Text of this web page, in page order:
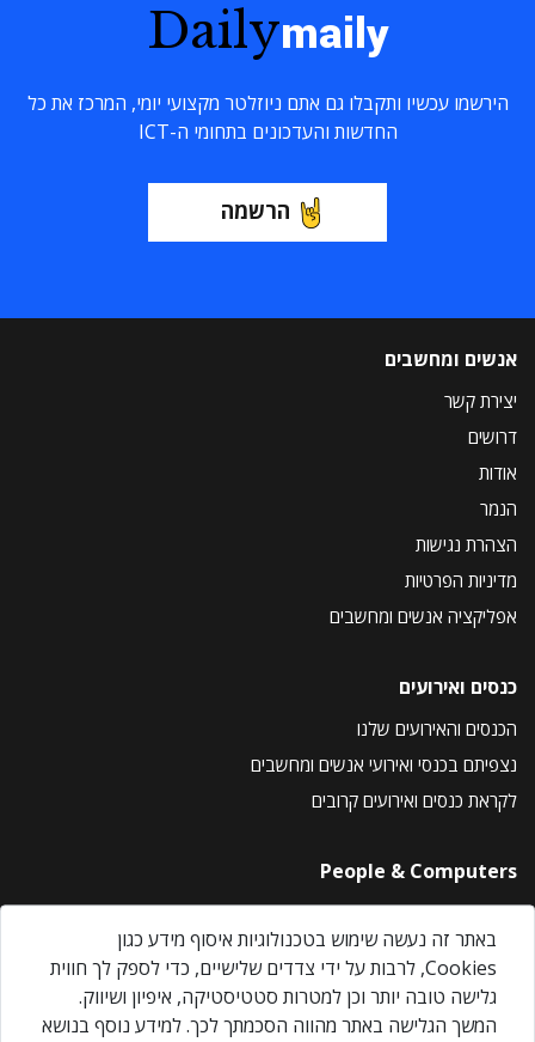
Dailymaily
הירשמו עכשיו ותקבלו גם אתם ניוזלטר מקצועי יומי, המרכז את כל
החדשות והעדכונים בתחומי ה-ICT
הרשמה
אנשים ומחשבים
יצירת קשר
דרושים
אודות
הנמר
הצהרת נגישות
מדיניות הפרטיות
אפליקציה אנשים ומחשבים
כנסים ואירועים
הכנסים והאירועים שלנו
נצפיתם בכנסי ואירועי אנשים ומחשבים
לקראת כנסים ואירועים קרובים
People & Computers
About Us
Privacy Policy
Contact Us
Our Events
באתר זה נעשה שימוש בטכנולוגיות איסוף מידע כגון
Cookies, לרבות על ידי צדדים שלישיים, כדי לספק לך חווית
גלישה טובה יותר וכן למטרות סטטיסטיקה, איפיון ושיווק.
המשך הגלישה באתר מהווה הסכמתך לכך. למידע נוסף בנושא